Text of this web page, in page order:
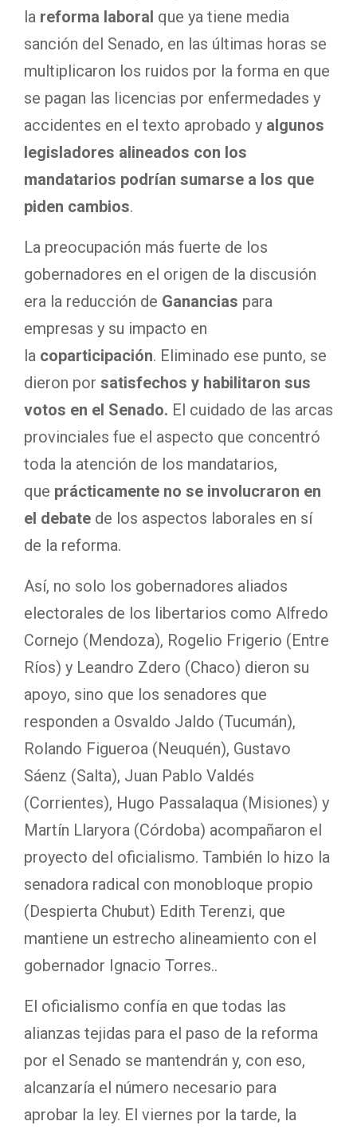
la reforma laboral que ya tiene media
sanción del Senado, en las últimas horas se
multiplicaron los ruidos por la forma en que
se pagan las licencias por enfermedades y
accidentes en el texto aprobado y algunos
legisladores alineados con los
mandatarios podrían sumarse a los que
piden cambios.
La preocupación más fuerte de los
gobernadores en el origen de la discusión
era la reducción de Ganancias para
empresas y su impacto en
la coparticipación. Eliminado ese punto, se
dieron por satisfechos y habilitaron sus
votos en el Senado. El cuidado de las arcas
provinciales fue el aspecto que concentró
toda la atención de los mandatarios,
que prácticamente no se involucraron en
el debate de los aspectos laborales en sí
de la reforma.
Así, no solo los gobernadores aliados
electorales de los libertarios como Alfredo
Cornejo (Mendoza), Rogelio Frigerio (Entre
Ríos) y Leandro Zdero (Chaco) dieron su
apoyo, sino que los senadores que
responden a Osvaldo Jaldo (Tucumán),
Rolando Figueroa (Neuquén), Gustavo
Sáenz (Salta), Juan Pablo Valdés
(Corrientes), Hugo Passalaqua (Misiones) y
Martín Llaryora (Córdoba) acompañaron el
proyecto del oficialismo. También lo hizo la
senadora radical con monobloque propio
(Despierta Chubut) Edith Terenzi, que
mantiene un estrecho alineamiento con el
gobernador Ignacio Torres..
El oficialismo confía en que todas las
alianzas tejidas para el paso de la reforma
por el Senado se mantendrán y, con eso,
alcanzaría el número necesario para
aprobar la ley. El viernes por la tarde, la